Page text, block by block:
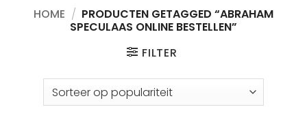
HOME / PRODUCTEN GETAGGED “ABRAHAM
SPECULAAS ONLINE BESTELLEN”
FILTER